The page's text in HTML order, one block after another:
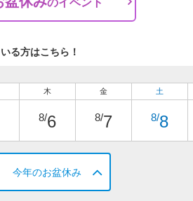
る方はこちら！
木
8/6
金
8/7
土
8/8
今年のお盆休み